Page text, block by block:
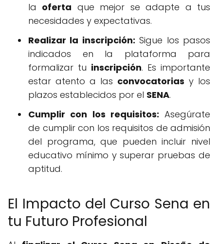
la oferta que mejor se adapte a tus
necesidades y expectativas.
Realizar la inscripción: Sigue los pasos
indicados en la plataforma para
formalizar tu inscripción. Es importante
estar atento a las convocatorias y los
plazos establecidos por el SENA.
Cumplir con los requisitos: Asegúrate
de cumplir con los requisitos de admisión
del programa, que pueden incluir nivel
educativo mínimo y superar pruebas de
aptitud.
El Impacto del Curso Sena en
tu Futuro Profesional